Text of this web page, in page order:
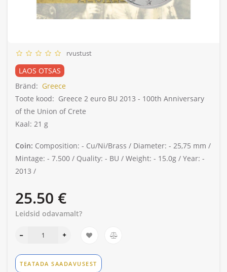
rvustust
LAOS OTSAS
Bränd: Greece
Toote kood: Greece 2 euro BU 2013 - 100th Anniversary
of the Union of Crete
Kaal: 21 g
Coin: Composition: - Cu/Ni/Brass / Diameter: - 25,75 mm /
Mintage: - 7.500 / Quality: - BU / Weight: - 15.0g / Year: -
2013 /
25.50 €
Leidsid odavamalt?
TEATADA SAADAVUSEST